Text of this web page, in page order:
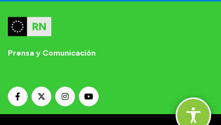
Prensa y Comunicación